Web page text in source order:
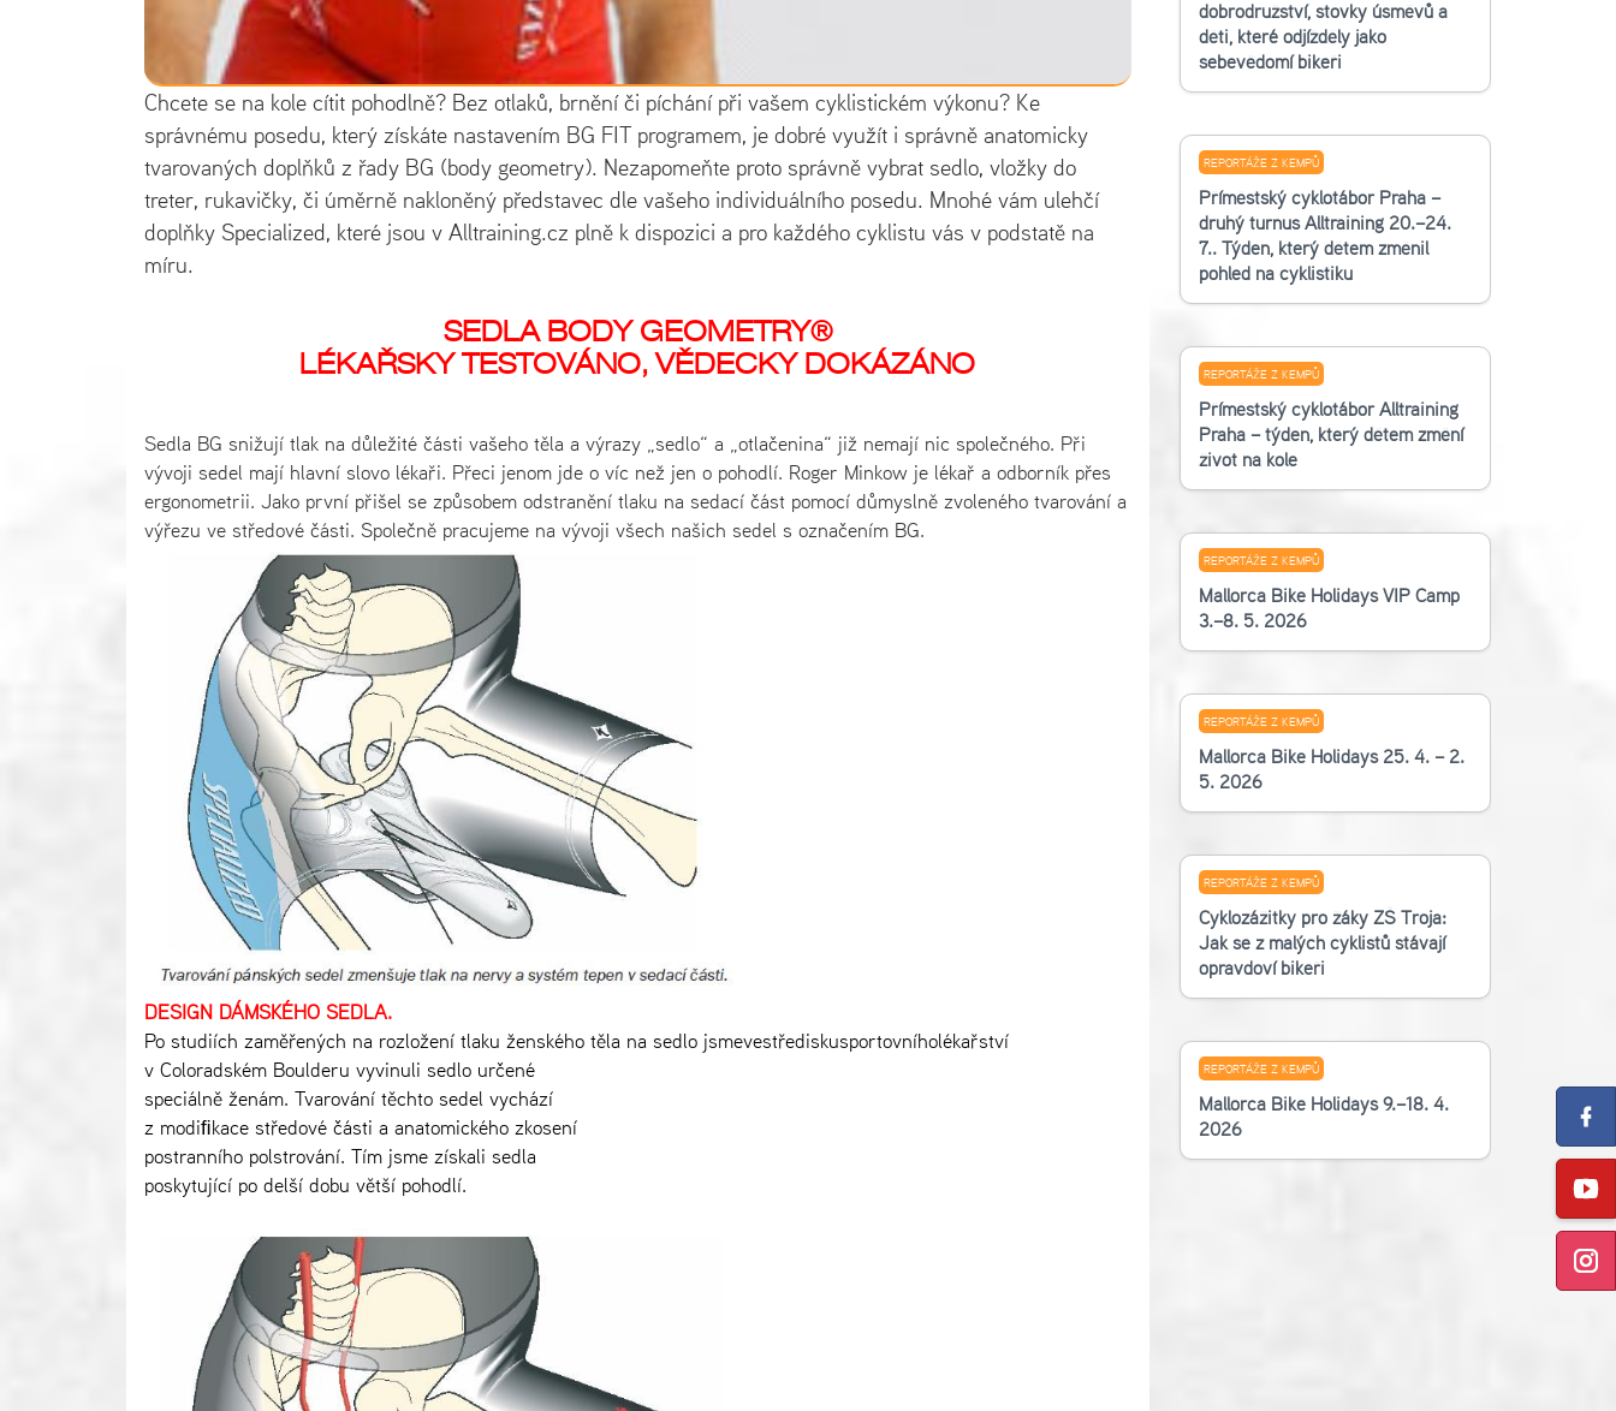
Chcete se na kole cítit pohodlně? Bez otlaků, brnění či píchání při vašem cyklistickém výkonu? Ke
správnému posedu, který získáte nastavením BG FIT programem, je dobré využít i správně anatomicky
tvarovaných doplňků z řady BG (body geometry). Nezapomeňte proto správně vybrat sedlo, vložky do
treter, rukavičky, či úměrně nakloněný představec dle vašeho individuálního posedu. Mnohé vám ulehčí
doplňky Specialized, které jsou v Alltraining.cz plně k dispozici a pro každého cyklistu vás v podstatě na
míru.
SEDLA BODY GEOMETRY®
LÉKAŘSKY TESTOVÁNO, VĚDECKY DOKÁZÁNO
Sedla BG snižují tlak na důležité části vašeho těla a výrazy „sedlo“ a „otlačenina“ již nemají nic společného. Při
vývoji sedel mají hlavní slovo lékaři. Přeci jenom jde o víc než jen o pohodlí. Roger Minkow je lékař a odborník přes
ergonometrii. Jako první přišel se způsobem odstranění tlaku na sedací část pomocí důmyslně zvoleného tvarování a
výřezu ve středové části. Společně pracujeme na vývoji všech našich sedel s označením BG.
DESIGN DÁMSKÉHO SEDLA.
Po studiích zaměřených na rozložení tlaku ženského těla na sedlo jsmevestřediskusportovníholékařství
v Coloradském Boulderu vyvinuli sedlo určené
speciálně ženám. Tvarování těchto sedel vychází
z modiﬁkace středové části a anatomického zkosení
postranního polstrování. Tím jsme získali sedla
poskytující po delší dobu větší pohodlí.
dobrodružství, stovky úsměvů a
děti, které odjížděly jako
sebevědomí bikeři
REPORTÁŽE Z KEMPŮ
Příměstský cyklotábor Praha –
druhý turnus Alltraining 20.–24.
7.. Týden, který dětem změnil
pohled na cyklistiku
REPORTÁŽE Z KEMPŮ
Příměstský cyklotábor Alltraining
Praha – týden, který dětem změní
život na kole
REPORTÁŽE Z KEMPŮ
Mallorca Bike Holidays VIP Camp
3.–8. 5. 2026
REPORTÁŽE Z KEMPŮ
Mallorca Bike Holidays 25. 4. – 2.
5. 2026
REPORTÁŽE Z KEMPŮ
Cyklozážitky pro žáky ZŠ Troja:
Jak se z malých cyklistů stávají
opravdoví bikeři
REPORTÁŽE Z KEMPŮ
Mallorca Bike Holidays 9.–18. 4.
2026